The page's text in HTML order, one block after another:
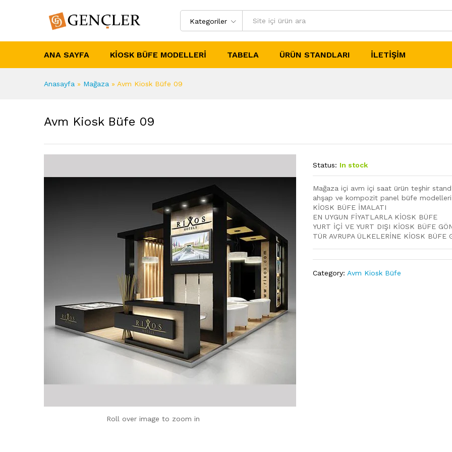
Kategoriler
ANA SAYFA KIOSK BÜFE MODELLERI TABELA ÜRÜN STANDLARI İLETIŞIM
Anasayfa » Mağaza » Avm Kiosk Büfe 09
Avm Kiosk Büfe 09
Roll over image to zoom in
Status: In stock
Mağaza içi avm içi saat ürün teşhir
ahşap ve kompozit panel büfe modelleri
KİOSK BÜFE İMALATI
EN UYGUN FİYATLARLA KİOSK BÜFE
YURT İÇİ VE YURT DIŞI KİOSK BÜFE
TÜR AVRUPA ÜLKELERİNE KİOSK BÜFE
Category: Avm Kiosk Büfe